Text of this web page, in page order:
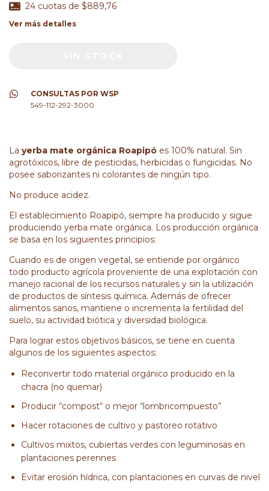
24 cuotas de $889,76
Ver más detalles
CONSULTAS POR WSP
549-112-292-3000
La yerba mate orgánica Roapipó es 100% natural. Sin
agrotóxicos, libre de pesticidas, herbicidas o fungicidas. No
posee saborizantes ni colorantes de ningún tipo.
No produce acidez.
El establecimiento Roapipó, siempre ha producido y sigue
produciendo yerba mate orgánica. Los producción orgánica
se basa en los siguientes principios:
Cuando es de origen vegetal, se entiende por orgánico
todo producto agrícola proveniente de una explotación con
manejo racional de los recursos naturales y sin la utilización
de productos de síntesis química. Además de ofrecer
alimentos sanos, mantiene o incrementa la fertilidad del
suelo, su actividad biótica y diversidad biológica.
Para lograr estos objetivos básicos, se tiene en cuenta
algunos de los siguientes aspectos:
Reconvertir todo material orgánico producido en la
chacra (no quemar)
Producir “compost“ o mejor “lombricompuesto”
Hacer rotaciones de cultivo y pastoreo rotativo
Cultivos mixtos, cubiertas verdes con leguminosas en
plantaciones perennes
Evitar erosión hídrica, con plantaciones en curvas de nivel